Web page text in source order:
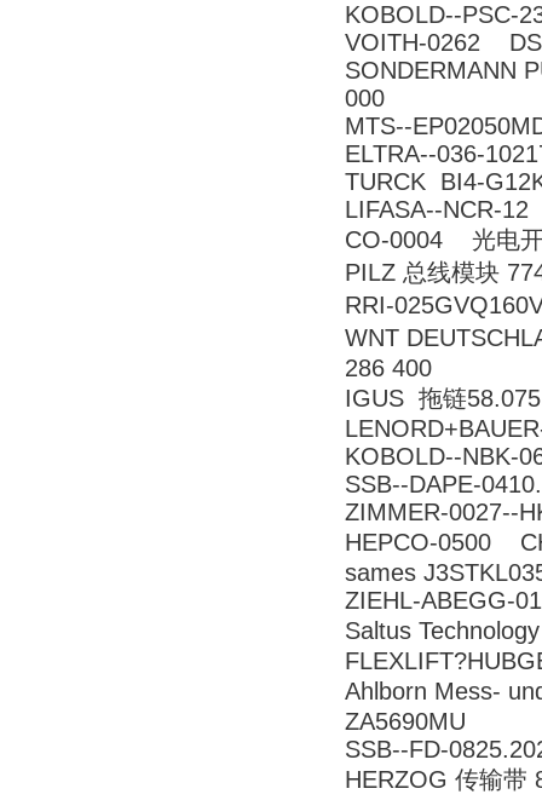
KOBOLD--PSC-
VOITH-0262
SONDERMANN
000
MTS--
ELTRA--036-
TURCK BI4-
LIFASA--NCR-12
CO-0004 光电
PILZ 总线模块
RRI-
WNT
286 400
IGUS 拖链
KOBOLD--NBK-
SSB--DAPE-
ZIMMER-0027--
HEPCO-0500
sames
ZIEHL-ABEGG-
Saltus
Ahlborn Mess-
ZA5690MU
SSB--FD-
HERZOG 传输带